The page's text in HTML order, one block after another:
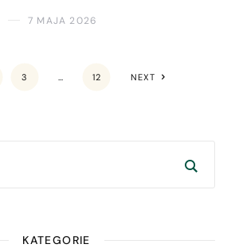
7 MAJA 2026
3 12 NEXT
KATEGORIE